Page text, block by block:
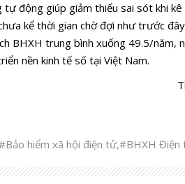
động giúp giảm thiểu sai sót khi kê
kể thời gian chờ đợi như trước
BHXH trung bình xuống 49.5/năm,
nền kinh tế số tại Việt Nam.
hiểm xã hội điện tử,#BHXH Điện